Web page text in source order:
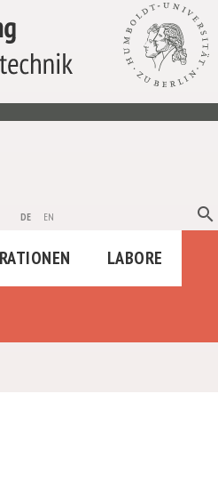
de en search
LABORE